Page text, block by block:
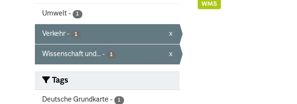
Umwelt - 1
Verkehr - 1 x
Wissenschaft und... - 1 x
Tags
Deutsche Grundkarte - 1
WMS